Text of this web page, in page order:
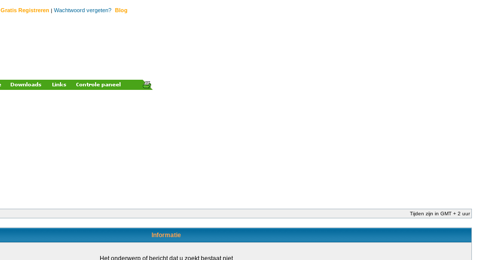
Gratis Registreren | Wachtwoord vergeten? Blog
Tijden zijn in GMT + 2 uur
Informatie
Het onderwerp of bericht dat u zoekt bestaat niet